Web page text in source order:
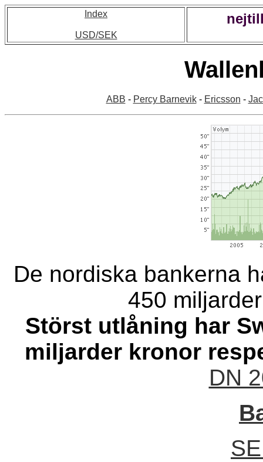
Index
USD/SEK
ABB - Percy Barnevik- Ericsson -
De nordiska bankerna
450
Störst utlåning har
miljarder kronor
DN